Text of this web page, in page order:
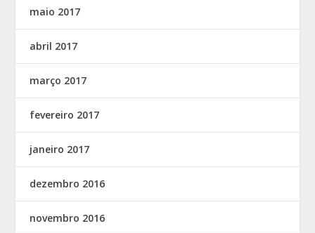
maio 2017
abril 2017
março 2017
fevereiro 2017
janeiro 2017
dezembro 2016
novembro 2016